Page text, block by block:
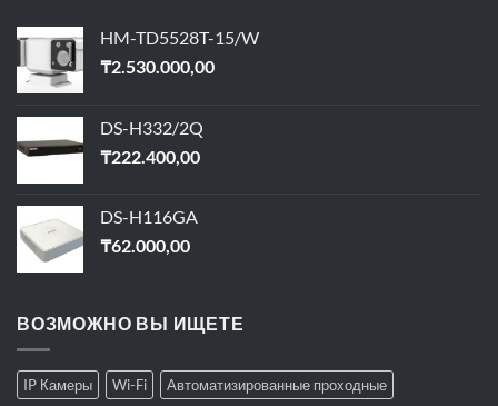
HM-TD5528T-15/W
₸2.530.000,00
DS-H332/2Q
₸222.400,00
DS-H116GA
₸62.000,00
ВОЗМОЖНО ВЫ ИЩЕТЕ
IP Камеры Wi-Fi
Автоматизированные проходные